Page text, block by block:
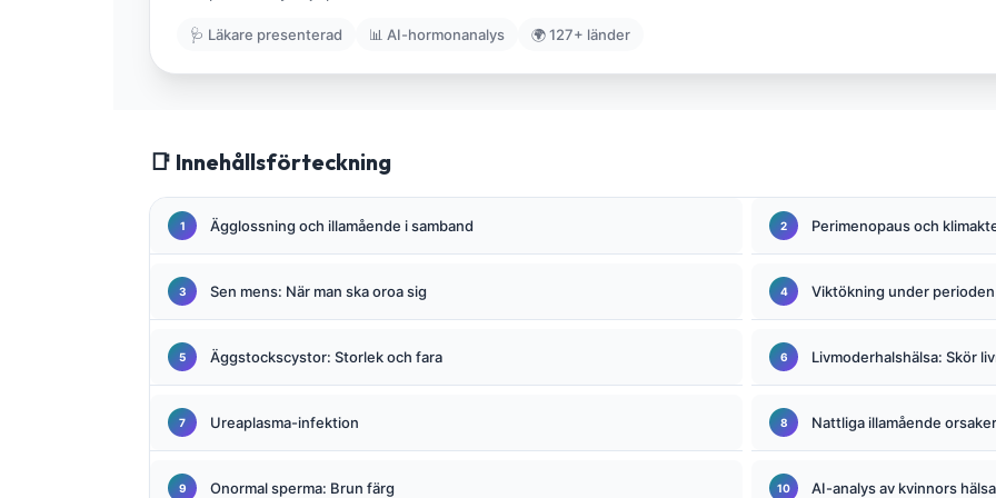
🩺 Läkare presenterad 📊 AI-hormonanalys 🌍 127+ länder
📑 Innehållsförteckning
Ägglossning och illamående i samband Perimenopaus och
Sen mens: När man ska oroa sig Viktökning under perioden
Äggstockscystor: Storlek och fara Livmoderhalshälsa: Skör
Ureaplasma-infektion Nattliga illamående orsaker
Onormal sperma: Brun färg AI-analys av kvinnors hälsa
Қазақ тілі
Suomi
Hrvatski
Slovenčina
پښتو
سنڌي
සිංහල
Galego
Македонски јазик
Euskara